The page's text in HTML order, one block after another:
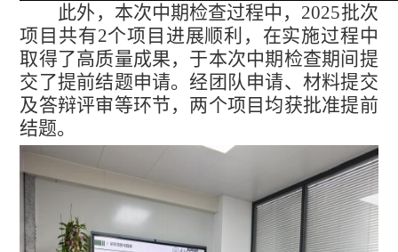
此外，本次中期检查过程中， 2025批次
项目共有2个项目进展顺利，在实施过程中
取得了高质量成果，于本次中期检查期间提
交了提前结题申请。经团队申请、材料提交
及答辩评审等环节，两个项目均获批准提前
结题。